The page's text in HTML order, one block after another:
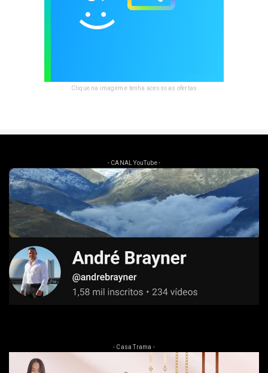
Clique na imagem e tenha acesso as ofertas
- CANAL YouTube -
- Casa Trama -